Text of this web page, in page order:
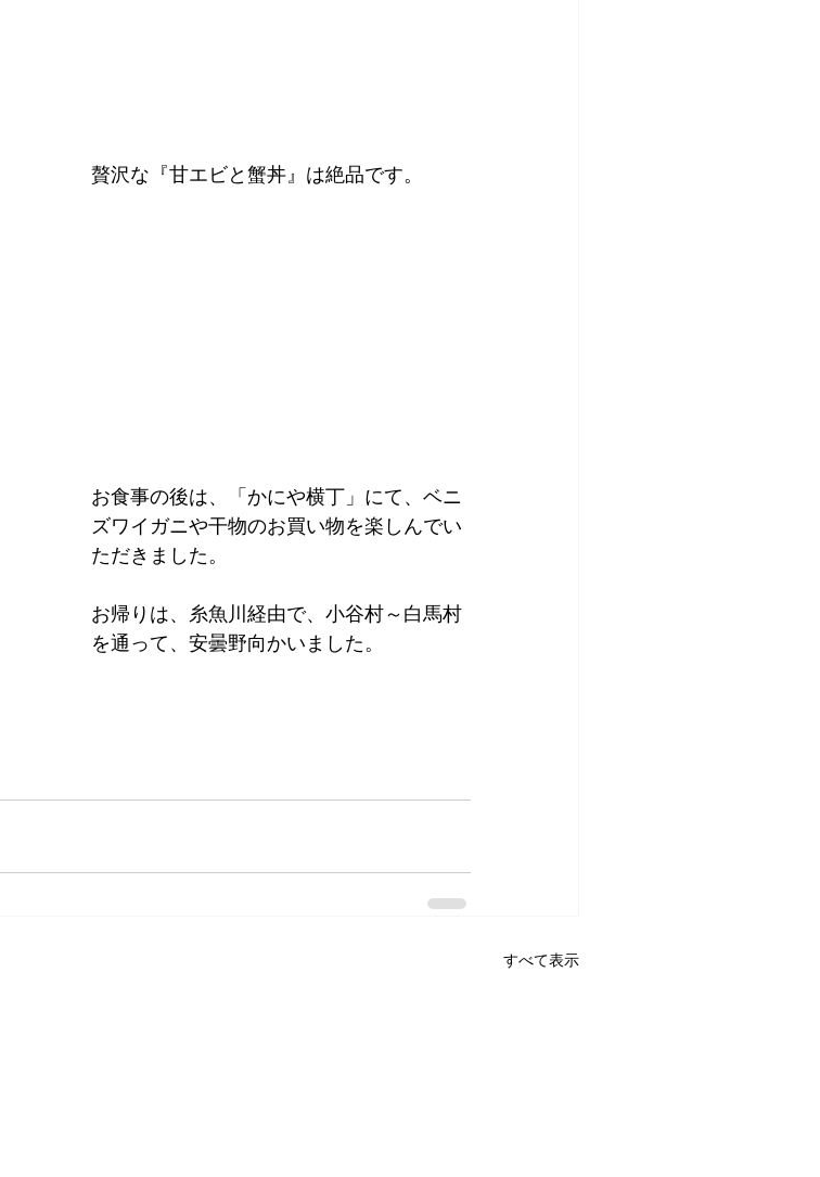
贅沢な『甘エビと蟹丼』は絶品です。
お食事の後は、「かにや横丁」にて、ベニ
ズワイガニや干物のお買い物を楽しんでい
ただきました。
お帰りは、糸魚川経由で、小谷村～白馬村
を通って、安曇野向かいました。
すべて表示